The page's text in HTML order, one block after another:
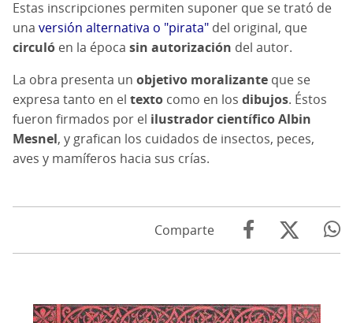
Estas inscripciones permiten suponer que se trató de
una versión alternativa o "pirata" del original, que
circuló en la época sin autorización del autor.
La obra presenta un objetivo moralizante que se
expresa tanto en el texto como en los dibujos. Éstos
fueron firmados por el ilustrador científico Albin
Mesnel, y grafican los cuidados de insectos, peces,
aves y mamíferos hacia sus crías.
Comparte